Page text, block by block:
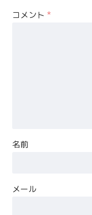
コメント *
名前
メール